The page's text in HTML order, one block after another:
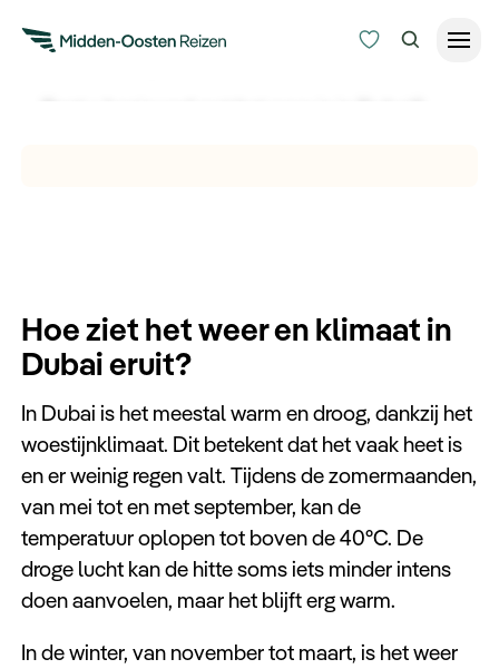
Weer Dubai
Hoe ziet het weer en klimaat in
Dubai eruit?
In Dubai is het meestal warm en droog, dankzij het
woestijnklimaat. Dit betekent dat het vaak heet is
en er weinig regen valt. Tijdens de zomermaanden,
van mei tot en met september, kan de
temperatuur oplopen tot boven de 40°C. De
droge lucht kan de hitte soms iets minder intens
doen aanvoelen, maar het blijft erg warm.
In de winter, van november tot maart, is het weer